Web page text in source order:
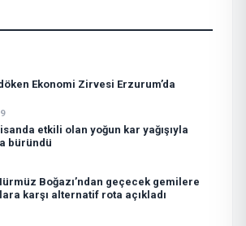
Ekonomi Zirvesi Erzurum’da
etkili olan yoğun kar yağışıyla
büründü
Boğazı’ndan geçecek gemilere
karşı alternatif rota açıkladı